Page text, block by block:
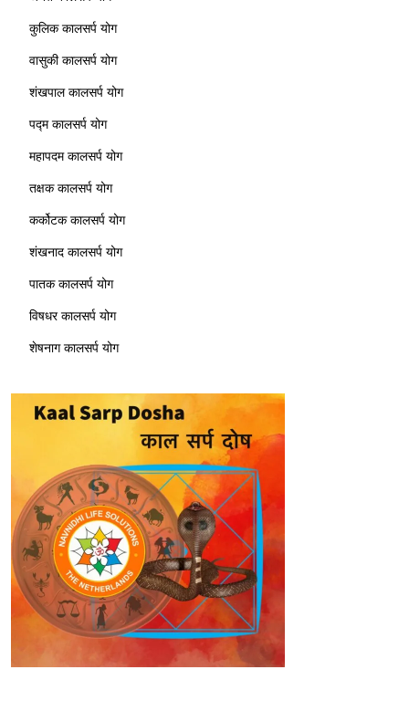
कुलिक कालसर्प योग
वासुकी कालसर्प योग
शंखपाल कालसर्प योग
पद्म कालसर्प योग
महापदम कालसर्प योग
तक्षक कालसर्प योग
कर्कोटक कालसर्प योग
शंखनाद कालसर्प योग
पातक कालसर्प योग
विषधर कालसर्प योग
शेषनाग कालसर्प योग